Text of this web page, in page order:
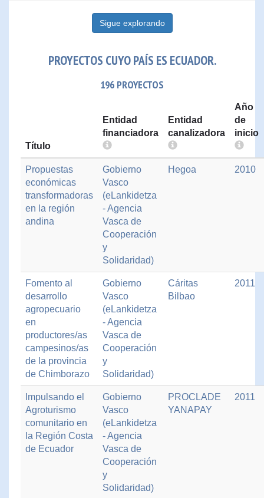
Sigue explorando
PROYECTOS CUYO PAÍS ES ECUADOR.
196 PROYECTOS
Título
Entidad
financiadora
Entidad
canalizadora
Año
de
inicio
Propuestas
económicas
transformadoras
en la región
andina
Gobierno
Vasco
(eLankidetza
- Agencia
Vasca de
Cooperación
y
Solidaridad)
Hegoa 2010
Fomento al
desarrollo
agropecuario
en
productores/as
campesinos/as
de la provincia
de Chimborazo
Gobierno
Vasco
(eLankidetza
- Agencia
Vasca de
Cooperación
y
Solidaridad)
Cáritas
Bilbao
2011
Impulsando el
Agroturismo
comunitario en
la Región Costa
de Ecuador
Gobierno
Vasco
(eLankidetza
- Agencia
Vasca de
Cooperación
y
Solidaridad)
PROCLADE
YANAPAY
2011